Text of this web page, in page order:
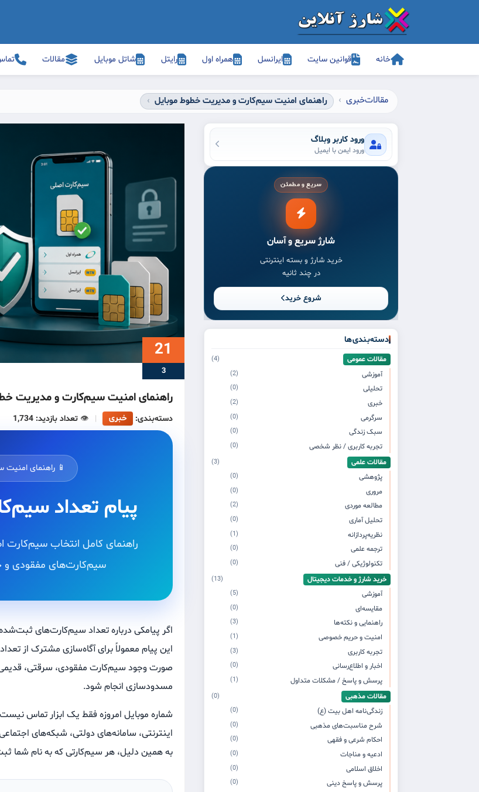
خانه قوانین سایت ایرانسل همراه اول رایتل شاتل موبایل مقالات
مقالاتخبری راهنمای امنیت سیم‌کارت و مدیریت خطوط موبایل
ورود کاربر وبلاگ
ورود ایمن با ایمیل
سریع و مطمئن
شارژ سریع و آسان
خرید شارژ و بسته اینترنتی
در چند ثانیه
شروع خرید
دسته‌بندی‌ها
مقالات عمومی (4)
آموزشی (2)
تحلیلی (0)
خبری (2)
سرگرمی (0)
سبک زندگی (0)
تجربه کاربری / نظر شخصی (0)
مقالات علمی (3)
پژوهشی (0)
مروری (0)
مطالعه موردی (2)
تحلیل آماری (0)
نظریه‌پردازانه (1)
ترجمه علمی (0)
تکنولوژیکی / فنی (0)
خرید شارژ و خدمات دیجیتال (13)
آموزشی (5)
مقایسه‌ای (0)
راهنمایی و نکته‌ها (3)
امنیت و حریم خصوصی (1)
تجربه کاربری (3)
اخبار و اطلاع‌رسانی (0)
پرسش و پاسخ / مشکلات متداول (1)
مقالات مذهبی (0)
زندگی‌نامه اهل بیت (ع) (0)
شرح مناسبت‌های مذهبی (0)
احکام شرعی و فقهی (0)
ادعیه و مناجات (0)
اخلاق اسلامی (0)
پرسش و پاسخ دینی (0)
21
3
راهنمای امنیت سیم‌کارت و مدیریت
دسته‌بندی: خبری |
👁️ تعداد بازدید: 1,734
📱 راهنمای
پیام تعداد
راهنمای کامل انتخاب
سیم‌کارت‌های مفقودی و
اگر پیامکی درباره تعداد سیم‌کارت‌های
این پیام معمولاً برای آگاه‌سازی مشترک از
صورت وجود سیم‌کارت مفقودی، سرقتی، قدیمی
مسدودسازی انجام شود.
شماره موبایل امروزه فقط یک ابزار تماس
اینترنتی، سامانه‌های دولتی، شبکه‌های
به همین دلیل، هر سیم‌کارتی که به نام شما